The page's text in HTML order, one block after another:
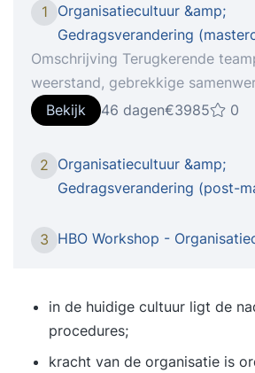
1
Organisatiecultuur &amp;
Gedragsverandering
Omschrijving Terugkerende
weerstand, gebrekkige
moeizame innovatie? Vaak ligt
cultuur. Zonder een sterke en
technologische verandering. Hoe
jouw team niet alleen
de GROWTH-methode, leer je
ontwikkelen. Niet als abstract
een praktische, systematische
je: - Terugkerende problemen en patronen oplost
die voortkomen uit de
Bekijk 46 dagen€3985 0
2 Organisatiecultuur &amp;
Gedragsverandering (post-
3 HBO Workshop -
in de huidige cultuur ligt de
procedures;
kracht van de organisatie is